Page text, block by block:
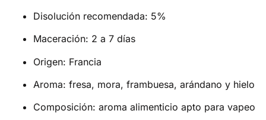
Disolución recomendada: 5%
Maceración: 2 a 7 días
Origen: Francia
Aroma: fresa, mora, frambuesa, arándano y hielo
Composición: aroma alimenticio apto para vapeo